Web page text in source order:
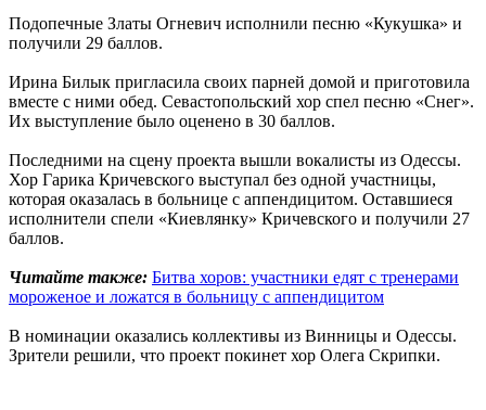
Подопечные Златы Огневич исполнили песню «Кукушка» и
получили 29 баллов.
Ирина Билык пригласила своих парней домой и приготовила
вместе с ними обед. Севастопольский хор спел песню «Снег».
Их выступление было оценено в 30 баллов.
Последними на сцену проекта вышли вокалисты из Одессы.
Хор Гарика Кричевского выступал без одной участницы,
которая оказалась в больнице с аппендицитом. Оставшиеся
исполнители спели «Киевлянку» Кричевского и получили 27
баллов.
Читайте также: Битва хоров: участники едят с тренерами
мороженое и ложатся в больницу с аппендицитом
В номинации оказались коллективы из Винницы и Одессы.
Зрители решили, что проект покинет хор Олега Скрипки.